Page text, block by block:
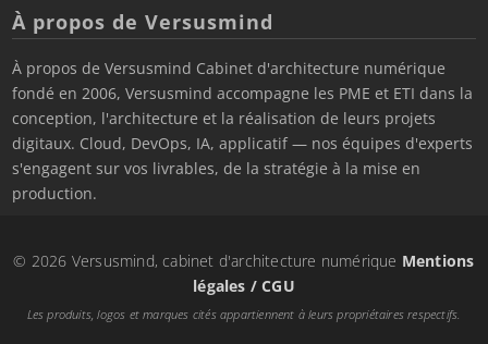
À propos de Versusmind
À propos de Versusmind Cabinet d'architecture numérique
fondé en 2006, Versusmind accompagne les PME et ETI dans la
conception, l'architecture et la réalisation de leurs projets
digitaux. Cloud, DevOps, IA, applicatif — nos équipes d'experts
s'engagent sur vos livrables, de la stratégie à la mise en
production.
© 2026 Versusmind, cabinet d'architecture numérique Mentions
légales / CGU
Les produits, logos et marques cités appartiennent à leurs propriétaires respectifs.